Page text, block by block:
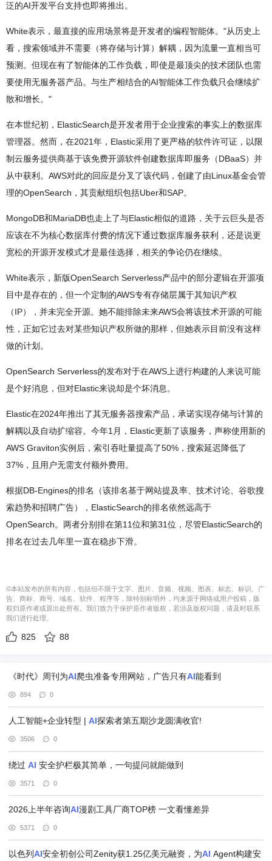
泛的AI开发平台支持也即将推出。
White表示，最直接的应用场景将是开发者的编程智能体。"从历史上
看，搜索领域并不需要（将存储与计算）解耦，因为流量一直相当可
预测。但现在有了智能体的工作负载，即使是最顶尖的技术团队也需
要使用无服务器产品。与生产相结合的AI智能体工作负载只会继续扩
散和增长。"
在本世纪初，ElasticSearch是开发者用于企业搜索的事实上的数据库
管理器。然而，在2021年，Elastic采用了更严格的软件许可证，以限
制云服务提供商基于该免费开源软件创建数据库即服务（DBaaS）并
从中获利。AWS对此的回应是分叉了该代码，创建了由Linux基金会管
理的OpenSearch，其贡献组织包括Uber和SAP。
MongoDB和MariaDB也走上了与Elastic相似的道路，关于云巨头是否
应该在不为核心数据库付费的情况下通过数据库服务获利，还是说更
宽松的开源开发模式才是最佳选择，相关的争论仍在继续。
White表示，新版OpenSearch Serverless产品中的部分逻辑在开源项
目中是存在的，但一个定制的AWS专有存储层属于其知识产权
（IP），并未完全开源。她不能排除未来AWS会将该技术开源的可能
性，正如它过去对某些知识产权所做的那样，但她表示目前没有这样
做的计划。
OpenSearch Serverless的发布对于在AWS上进行构建的人来说可能
是个好消息，但对Elastic来说却是个坏消息。
Elastic在2024年推出了其无服务器搜索产品，承诺实现存储与计算的
解耦以及自动扩缩容。今年1月，Elastic更新了该服务，声称使用新的
AWS Graviton实例后，索引吞吐量提高了50%，搜索延迟降低了
37%，且用户无需支付额外费用。
根据DB-Engines的排名（该排名基于网站提及率、技术讨论、谷歌搜
索趋势和招聘广告），ElasticSearch的排名依然远高于
OpenSearch。两者分别排在第11位和第31位，尽管ElasticSearch的
排名在过去几年里一直在稳步下滑。
©本站发布的所有内容，包括但不限于文字、图片、音频、视频、图表、标志、标识、广
告、商标、商号、域名、软件、程序等，除特别标明外，均来源于网络或用户投稿，版
权归原作者或原出处所有。我们致力于保护原作者版权，若涉及版权问题，请及时联系
我们进行处理。
825 88
《时代》周刊为AI爬虫准备专用网站，广告只有AI能看到
894 0
人工智能+企业转型 | AI探索者第五期沙龙圆满收官!
3506 0
绕过 AI 安全护栏极其简单，一句提问就能做到
3571 0
2026上半年咨询AI漫剧工具厂商TOP榜 一文看懂差异
5371 0
以色列AI安全初创公司Zenity获1.25亿美元融资，为AI Agent构建安